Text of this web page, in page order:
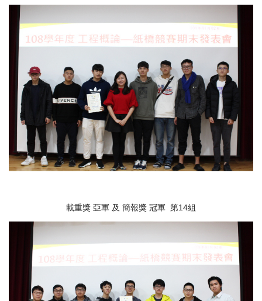
載重獎 亞軍 及 簡報獎 冠軍 第14組